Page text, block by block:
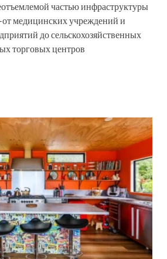
частью инфраструктуры
от медицинских учреждений и
до сельскохозяйственных
торговых центров